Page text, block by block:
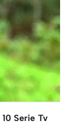
Serie Tv